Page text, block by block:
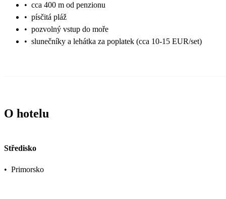
• cca 400 m od penzionu
• písčitá pláž
• pozvolný vstup do moře
• slunečníky a lehátka za poplatek (cca 10-15 EUR/set)
O hotelu
Středisko
• Primorsko